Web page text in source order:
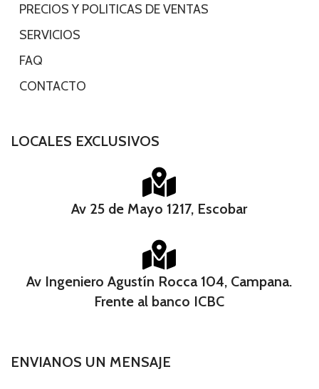
PRECIOS Y POLITICAS DE VENTAS
SERVICIOS
FAQ
CONTACTO
LOCALES EXCLUSIVOS
Av 25 de Mayo 1217, Escobar
Av Ingeniero Agustín Rocca 104, Campana.
Frente al banco ICBC​
ENVIANOS UN MENSAJE